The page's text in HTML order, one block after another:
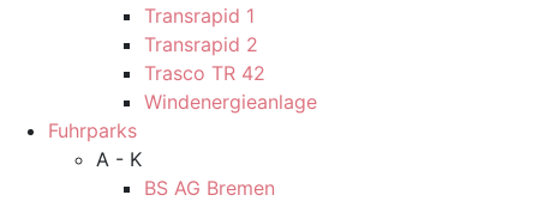
Transrapid 1
Transrapid 2
Trasco TR 42
Windenergieanlage
Fuhrparks
A - K
BS AG Bremen